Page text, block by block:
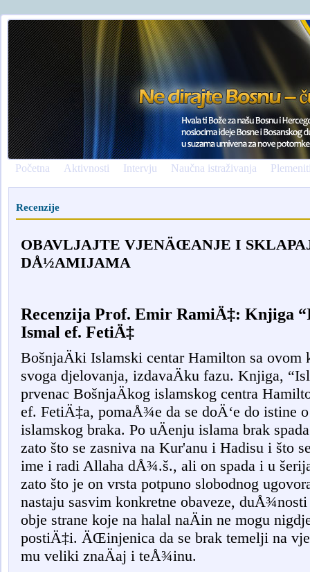
Početna Aktivnosti Intervju Naučna istraživanja
Recenzije
OBAVLJAJTE VJENÄŒANJE I
DÅ½AMIJAMA
Recenzija Prof. Emir RamiÄ‡: Knjiga
Ismal ef. FetiÄ‡
BošnjaÄki Islamski centar Hamilton sa
svoga djelovanja, izdavaÄku fazu. Knjiga,
prvenac BošnjaÄkog islamskog centra
ef. FetiÄ‡a, pomaÅ¾e da se doÄ‘e do istine o
islamskog braka. Po uÄenju islama brak
zato što se zasniva na Kur'anu i Hadisu i što
ime i radi Allaha dÅ¾.š., ali on spada i u
zato što je on vrsta potpuno slobodnog
nastaju sasvim konkretne obaveze,
obje strane koje na halal naÄin ne mogu
postiÄ‡i. ÄŒinjenica da se brak temelji na
mu veliki znaÄaj i teÅ¾inu.